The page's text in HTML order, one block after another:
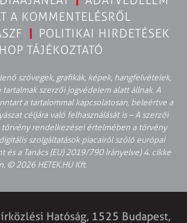
A KOMMENTELÉSRŐL
POLITIKAI HIRDETÉSEK
TÁJÉKOZTATÓ
szövegek, grafikák, képek, hangfelvételek,
tartalmak szerzői jogvédelem alatt állnak. A
a tartalommal kapcsolatosan, beleértve a
céljára való felhasználását is – A szerzői
törvény rendelkezései értelmében a törvény
szolgáltatások piacairól szóló európai
és a Tanács (EU) 2019/790 Irányelve) 4. cikke
© 2026 HETEK.HU Kft.
Hatóság, 1525 Budapest,